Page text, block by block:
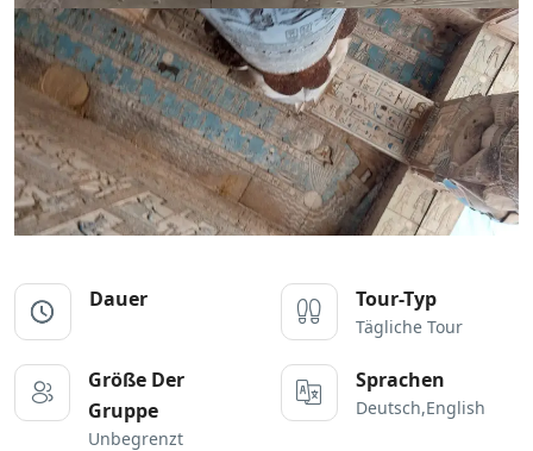
Dauer Tour-Typ
Tägliche Tour
Größe Der
Gruppe
Unbegrenzt
Sprachen
Deutsch,English